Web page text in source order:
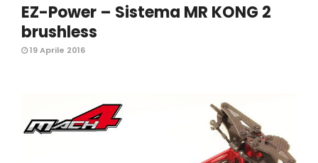
EZ-Power – Sistema MR KONG 2
brushless
19 Aprile 2016